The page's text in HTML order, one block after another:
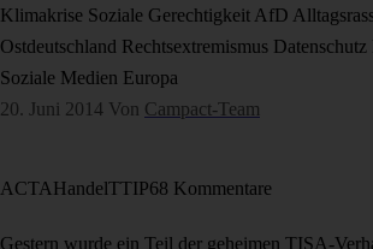
Klimakrise Soziale Gerechtigkeit AfD
Ostdeutschland Rechtsextremismus Datenschutz
Soziale Medien Europa
20. Juni 2014 Von Campact-Team
ACTAHandelTTIP68 Kommentare
Gestern wurde ein Teil der geheimen TISA-